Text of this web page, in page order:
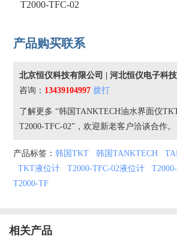
产品购买联系
北京恒仪科技有限公司 | 河北恒仪电子科
咨询： 13439104997 拨打
了解更多 “韩国TANKTECH油水界面仪
T2000-TFC-02”，欢迎新老客户洽谈合作。
产品标签： 韩国TKT 韩国TANKTECH
TKT液位计
T2000-TFC-02液位计
T2000-TF
相关产品